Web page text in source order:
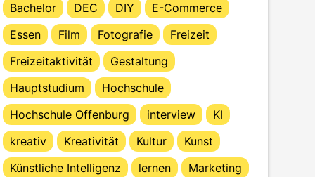
Bachelor
DEC DIY
E-Commerce
Essen
Film Fotografie
Freizeit
Freizeitaktivität
Gestaltung
Hauptstudium
Hochschule
Hochschule Offenburg
interview
KI
kreativ
Kreativität Kultur
Kunst
Künstliche Intelligenz
lernen
Marketing